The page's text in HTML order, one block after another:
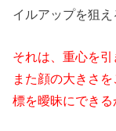
イルアップを狙
それは、重心を
また顔の大きさを
標を曖昧にできる